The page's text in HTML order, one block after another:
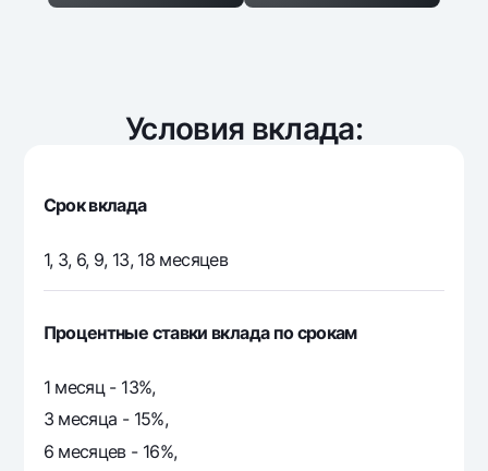
Условия вклада:
Срок вклада
1, 3, 6, 9, 13, 18 месяцев
Процентные ставки вклада по срокам
1 месяц - 13%,
3 месяца - 15%,
6 месяцев - 16%,